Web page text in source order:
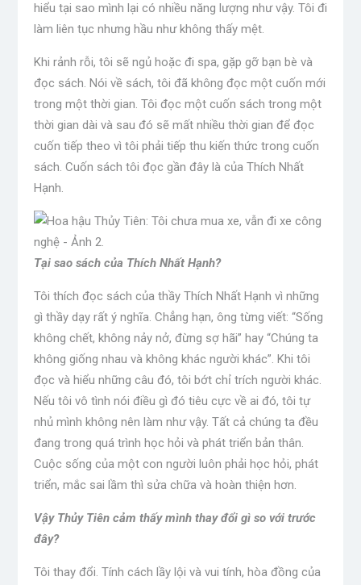
hiểu tại sao mình lại có nhiều năng lượng như vậy. Tôi đi
làm liên tục nhưng hầu như không thấy mệt.
Khi rảnh rỗi, tôi sẽ ngủ hoặc đi spa, gặp gỡ bạn bè và
đọc sách. Nói về sách, tôi đã không đọc một cuốn mới
trong một thời gian. Tôi đọc một cuốn sách trong một
thời gian dài và sau đó sẽ mất nhiều thời gian để đọc
cuốn tiếp theo vì tôi phải tiếp thu kiến ​​thức trong cuốn
sách. Cuốn sách tôi đọc gần đây là của Thích Nhất
Hạnh.
Tại sao sách của Thích Nhất Hạnh?
Tôi thích đọc sách của thầy Thích Nhất Hạnh vì những
gì thầy dạy rất ý nghĩa. Chẳng hạn, ông từng viết: “Sống
không chết, không nảy nở, đừng sợ hãi” hay “Chúng ta
không giống nhau và không khác người khác”. Khi tôi
đọc và hiểu những câu đó, tôi bớt chỉ trích người khác.
Nếu tôi vô tình nói điều gì đó tiêu cực về ai đó, tôi tự
nhủ mình không nên làm như vậy. Tất cả chúng ta đều
đang trong quá trình học hỏi và phát triển bản thân.
Cuộc sống của một con người luôn phải học hỏi, phát
triển, mắc sai lầm thì sửa chữa và hoàn thiện hơn.
Vậy Thủy Tiên cảm thấy mình thay đổi gì so với trước
đây?
Tôi thay đổi. Tính cách lầy lội và vui tính, hòa đồng của